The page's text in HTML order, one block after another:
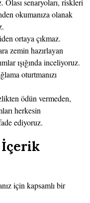
Olası senaryoları, riskleri
okumanıza olanak
ortaya çıkmaz.
zemin hazırlayan
ışığında inceliyoruz.
oturtmanızı
ödün vermeden,
herkesin
ediyoruz.
İçerik
için kapsamlı bir